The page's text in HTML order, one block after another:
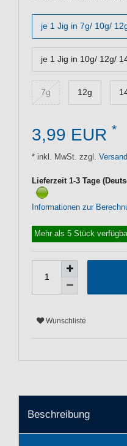
je 1 Jig in 7g/ 10g/
je 1 Jig in 10g/ 12g/
7g 12g
3,99 EUR *
* inkl. MwSt. zzgl.
Lieferzeit 1-3 Tage
Informationen zur
Mehr als 5 Stück
Wunschliste
Beschreibung